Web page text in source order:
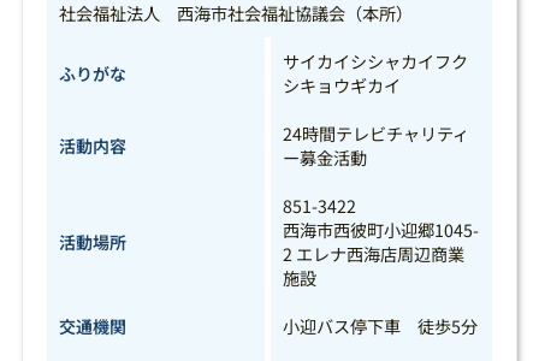
社会福祉法人 西海市社会福祉協議会（本所）
ふりがな
サイカイシシャカイフク
シキョウギカイ
活動内容
24時間テレビチャリティ
ー募金活動
活動場所
851-3422
西海市西彼町小迎郷1045-
2 エレナ西海店周辺商業
施設
交通機関
小迎バス停下車 徒歩5分